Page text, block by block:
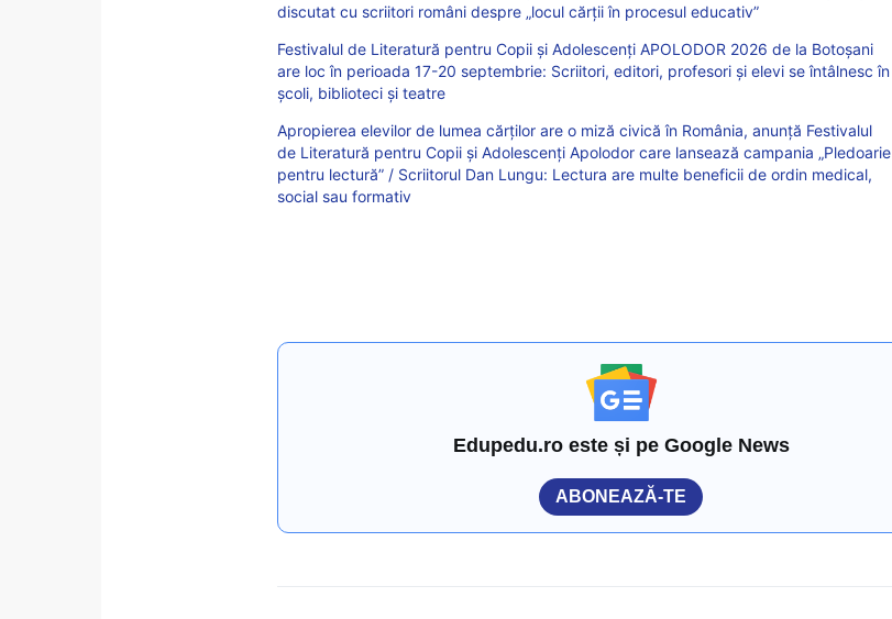
discutat cu scriitori români despre „locul cărții în procesul educativ”
Festivalul de Literatură pentru Copii și Adolescenți APOLODOR 2026 de la Botoșani
are loc în perioada 17-20 septembrie: Scriitori, editori, profesori și elevi se întâlnesc în
școli, biblioteci și teatre
Apropierea elevilor de lumea cărților are o miză civică în România, anunță Festivalul
de Literatură pentru Copii și Adolescenți Apolodor care lansează campania „Pledoarie
pentru lectură” / Scriitorul Dan Lungu: Lectura are multe beneficii de ordin medical,
social sau formativ
Edupedu.ro este și pe Google News
ABONEAZĂ-TE